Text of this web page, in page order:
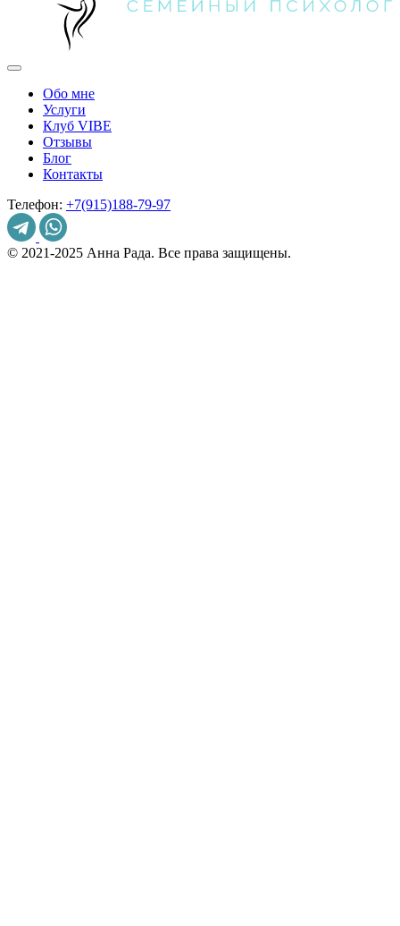
Обо мне
Услуги
Клуб VIBE
Отзывы
Блог
Контакты
Телефон: +7(915)188-79-97
© 2021-2025 Анна Рада. Все права защищены.